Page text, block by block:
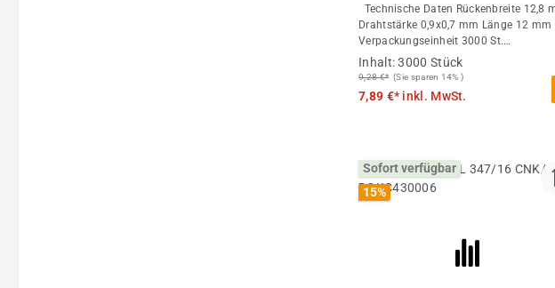
Technische Daten Rückenbreite 12,8 mm
Drahtstärke 0,9x0,7 mm Länge 12 mm
Verpackungseinheit 3000 St.
Großabnahme 30000 St.
Inhalt:3000 Stück
9,28 €* (Sie sparen 14% )
7,89 €*inkl. MwSt.
Sofort verfügbar
15%